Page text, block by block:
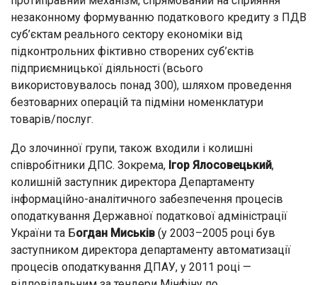
незаконному формуванню податкового кредиту з ПДВ
суб’єктам реального сектору економіки від
підконтрольних фіктивно створених суб’єктів
підприємницької діяльності (всього
використовувалось понад 300), шляхом проведення
безтоварних операцій та підміни номенклатури
товарів/послуг.
До злочинної групи, також входили і колишні
співробітники ДПС. Зокрема, Ігор Ялосовецький,
колишній заступник директора Департаменту
інформаційно-аналітичного забезпечення процесів
оподаткування Державної податкової адміністрації
України та Богдан Миськів (у 2003–2005 році був
заступником директора департаменту автоматизації
процесів оподаткування ДПАУ, у 2011 році —